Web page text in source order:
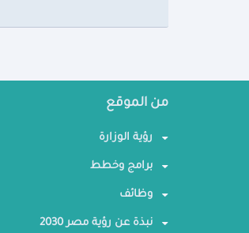
من الموقع
رؤية الوزارة
برامج وخطط
وظائف
نبذة عن رؤية مصر 2030